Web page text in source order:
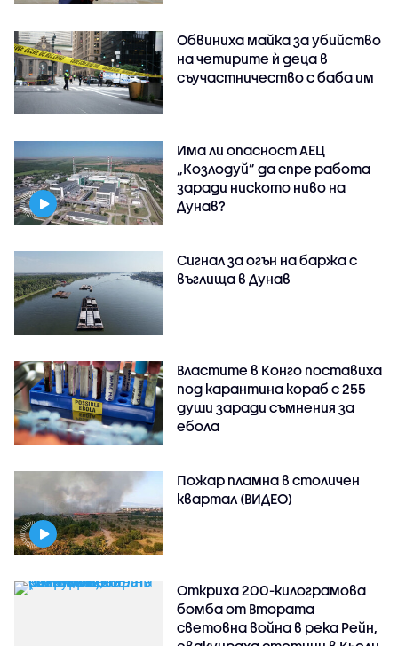
Обвиниха майка за убийство
на четирите ѝ деца в
съучастничество с баба им
Има ли опасност АЕЦ
„Козлодуй” да спре работа
заради ниското ниво на
Дунав?
Сигнал за огън на баржа с
въглища в Дунав
Властите в Конго поставиха
под карантина кораб с 255
души заради съмнения за
ебола
Пожар пламна в столичен
квартал (ВИДЕО)
Откриха 200-килограмова
бомба от Втората
световна война в река Рейн,